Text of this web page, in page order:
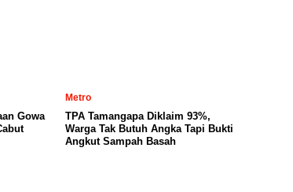
Gowa
Metro
TPA Tamangapa Diklaim 93%,
Warga Tak Butuh Angka Tapi Bukti
Angkut Sampah Basah